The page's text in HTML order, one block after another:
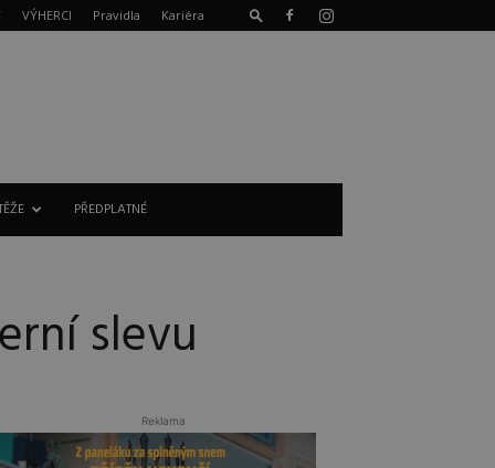
VÝHERCI Pravidla Kariéra
PŘEDPLATNÉ
slevu
Reklama